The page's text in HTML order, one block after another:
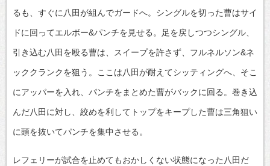
るも、すぐに八田が組んでガードへ。シングルを切った曹はサイ
ドに回ってエルボー&パンチを見せる。足を戻しつつシングル、
引き込む八田を殴る曹は、スイープを許さず、フルネルソン&ネ
ッククランクを狙う。ここは八田が耐えてシッティングへ、そこ
にアッパーを入れ、パンチをまとめた曹がバックに回る。巻き込
んだ八田に対し、絞めを利してトップをキープした曹は三角狙い
に頭を抜いてパンチを集中させる。
レフェリーが試合を止めてもおかしくない状態になった八田だ